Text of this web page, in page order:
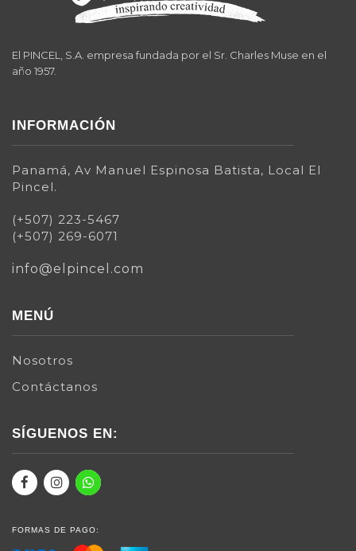
El PINCEL, S.A. empresa fundada por el Sr. Charles Muse en el
año 1957.
INFORMACIÓN
Panamá, Av Manuel Espinosa Batista, Local El
Pincel.
(+507) 223-5467
(+507) 269-6071
info@elpincel.com
MENÚ
Nosotros
Contáctanos
SÍGUENOS EN:
FORMAS DE PAGO: